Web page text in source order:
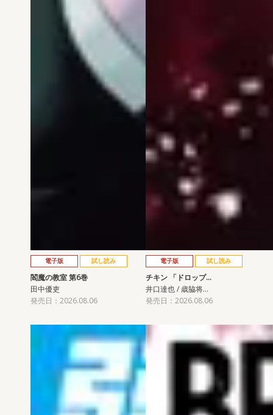
電子版 試し読み
閻魔の教室 第6巻
田中優吏
発売日：2026.08.06
電子版 試し読み
チキン 「ドロップ…
井口達也 / 歳脇将…
発売日：2026.08.06